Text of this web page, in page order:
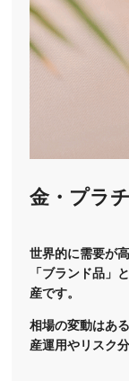
金・プラ
世界的に需要が
「ブランド品」
産です。
相場の変動はあ
産運用やリスク